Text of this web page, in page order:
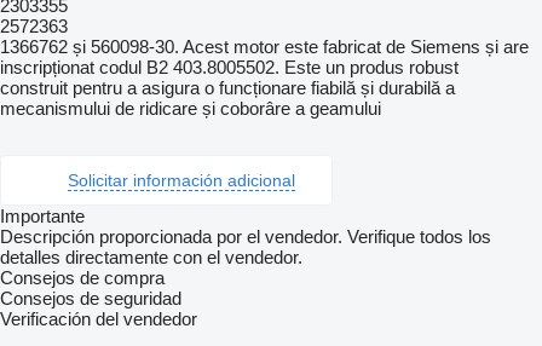
2303355
2572363
1366762 și 560098-30. Acest motor este fabricat de Siemens și are
inscripționat codul B2 403.8005502. Este un produs robust
construit pentru a asigura o funcționare fiabilă și durabilă a
mecanismului de ridicare și coborâre a geamului
Solicitar información adicional
Importante
Descripción proporcionada por el vendedor. Verifique todos los
detalles directamente con el vendedor.
Consejos de compra
Consejos de seguridad
Verificación del vendedor